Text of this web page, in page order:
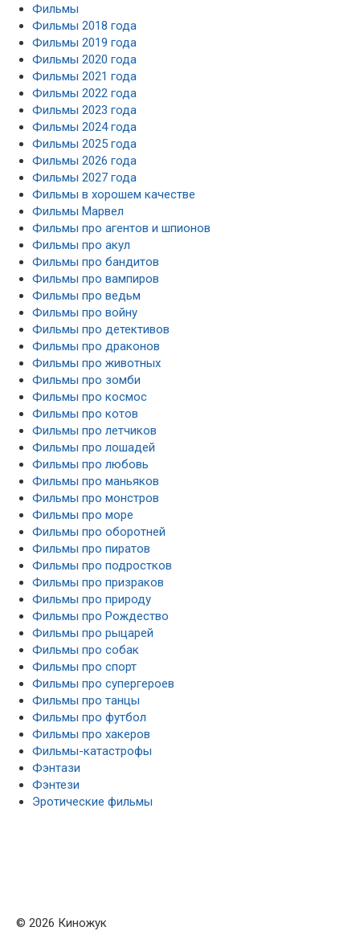
Фильмы
Фильмы 2018 года
Фильмы 2019 года
Фильмы 2020 года
Фильмы 2021 года
Фильмы 2022 года
Фильмы 2023 года
Фильмы 2024 года
Фильмы 2025 года
Фильмы 2026 года
Фильмы 2027 года
Фильмы в хорошем качестве
Фильмы Марвел
Фильмы про агентов и шпионов
Фильмы про акул
Фильмы про бандитов
Фильмы про вампиров
Фильмы про ведьм
Фильмы про войну
Фильмы про детективов
Фильмы про драконов
Фильмы про животных
Фильмы про зомби
Фильмы про космос
Фильмы про котов
Фильмы про летчиков
Фильмы про лошадей
Фильмы про любовь
Фильмы про маньяков
Фильмы про монстров
Фильмы про море
Фильмы про оборотней
Фильмы про пиратов
Фильмы про подростков
Фильмы про призраков
Фильмы про природу
Фильмы про Рождество
Фильмы про рыцарей
Фильмы про собак
Фильмы про спорт
Фильмы про супергероев
Фильмы про танцы
Фильмы про футбол
Фильмы про хакеров
Фильмы-катастрофы
Фэнтази
Фэнтези
Эротические фильмы
© 2026 Киножук